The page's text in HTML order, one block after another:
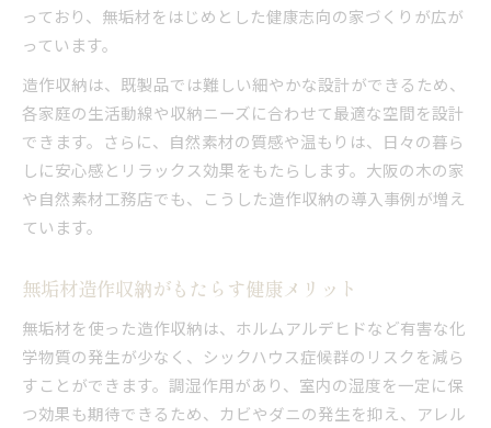
っており、無垢材をはじめとした健康志向の家づくりが広が
っています。
造作収納は、既製品では難しい細やかな設計ができるため、
各家庭の生活動線や収納ニーズに合わせて最適な空間を設計
できます。さらに、自然素材の質感や温もりは、日々の暮ら
しに安心感とリラックス効果をもたらします。大阪の木の家
や自然素材工務店でも、こうした造作収納の導入事例が増え
ています。
無垢材造作収納がもたらす健康メリット
無垢材を使った造作収納は、ホルムアルデヒドなど有害な化
学物質の発生が少なく、シックハウス症候群のリスクを減ら
すことができます。調湿作用があり、室内の湿度を一定に保
つ効果も期待できるため、カビやダニの発生を抑え、アレル